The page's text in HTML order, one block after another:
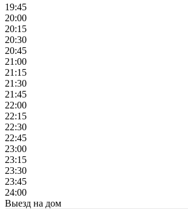
19:45
20:00
20:15
20:30
20:45
21:00
21:15
21:30
21:45
22:00
22:15
22:30
22:45
23:00
23:15
23:30
23:45
24:00
Выезд на дом